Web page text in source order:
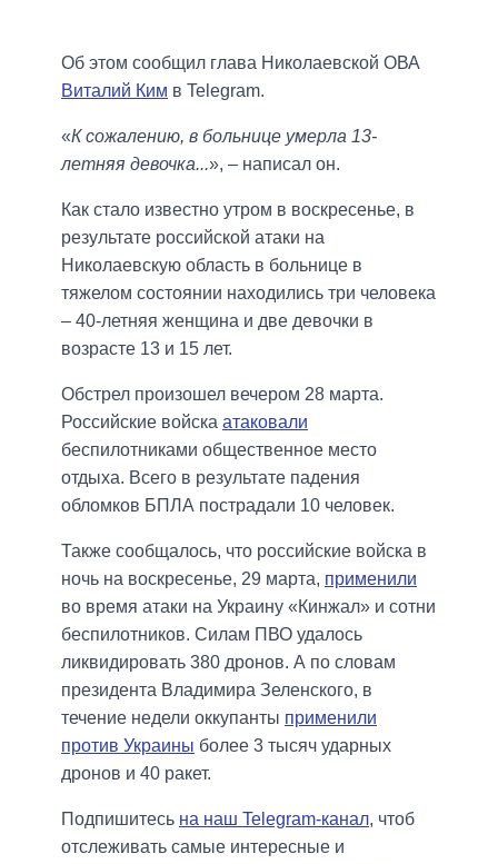
Об этом сообщил глава Николаевской ОВА
Виталий Ким в Telegram.
«К сожалению, в больнице умерла 13-
летняя девочка...», – написал он.
Как стало известно утром в воскресенье, в
результате российской атаки на
Николаевскую область в больнице в
тяжелом состоянии находились три человека
– 40-летняя женщина и две девочки в
возрасте 13 и 15 лет.
Обстрел произошел вечером 28 марта.
Российские войска атаковали
беспилотниками общественное место
отдыха. Всего в результате падения
обломков БПЛА пострадали 10 человек.
Также сообщалось, что российские войска в
ночь на воскресенье, 29 марта, применили
во время атаки на Украину «Кинжал» и сотни
беспилотников. Силам ПВО удалось
ликвидировать 380 дронов. А по словам
президента Владимира Зеленского, в
течение недели оккупанты применили
против Украины более 3 тысяч ударных
дронов и 40 ракет.
Подпишитесь на наш Telegram-канал, чтоб
отслеживать самые интересные и